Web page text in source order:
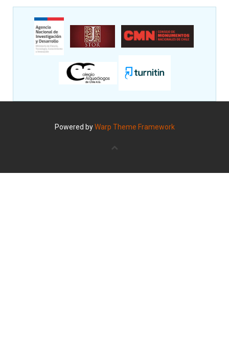
Powered byWarp Theme Framework